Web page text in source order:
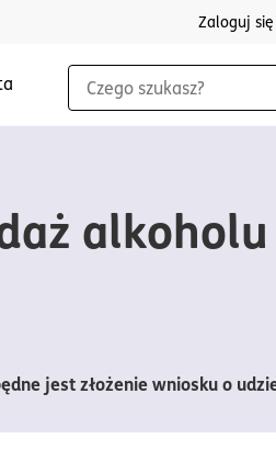
Zaloguj się
Wyszukiwarka
jest złożenie wniosku o